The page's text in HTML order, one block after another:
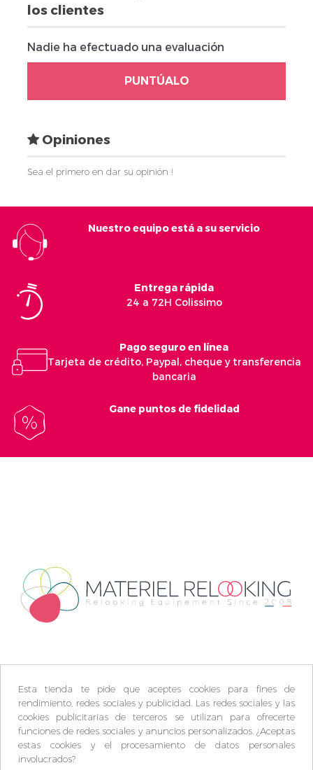
los clientes
Nadie ha efectuado una evaluación
PUNTÚALO
Opiniones
Sea el primero en dar su opinión !
Nuestro equipo está a su servicio
Entrega rápida
24 a 72H Colissimo
Pago seguro en línea
Tarjeta de crédito, Paypal, cheque y transferencia
bancaria
Gane puntos de fidelidad
Esta tienda te pide que aceptes cookies para fines de
rendimiento, redes sociales y publicidad. Las redes sociales y las
cookies publicitarias de terceros se utilizan para ofrecerte
funciones de redes sociales y anuncios personalizados. ¿Aceptas
estas cookies y el procesamiento de datos personales
involucrados?